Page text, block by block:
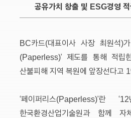
공유가치 창출 및 ESG경영
BC카드(대표이사 사장 최원석)
(Paperless)’ 제도를 통해 적립
산불피해 지역 복원에 앞장선다고
‘페이퍼리스(Paperless)’란
한국환경산업기술원과 함께